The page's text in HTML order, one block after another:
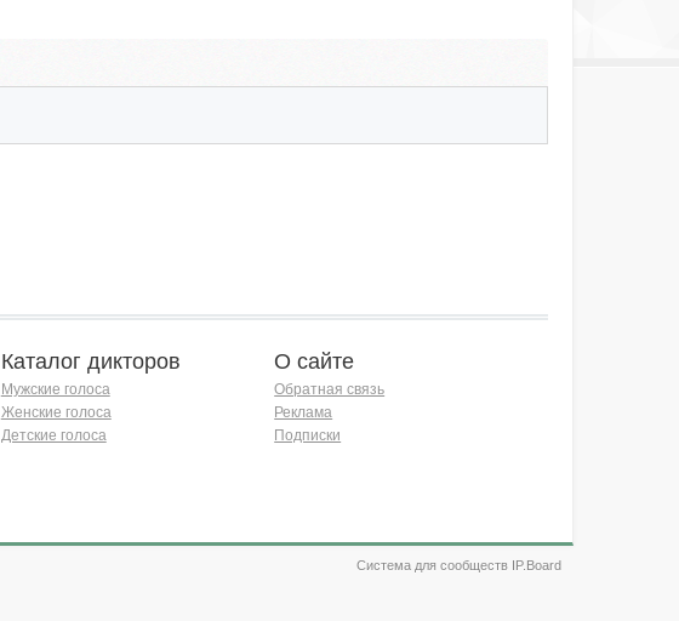
Каталог дикторов
Мужские голоса
Женские голоса
Детские голоса
О сайте
Обратная связь
Реклама
Подписки
Система для сообществ IP.Board